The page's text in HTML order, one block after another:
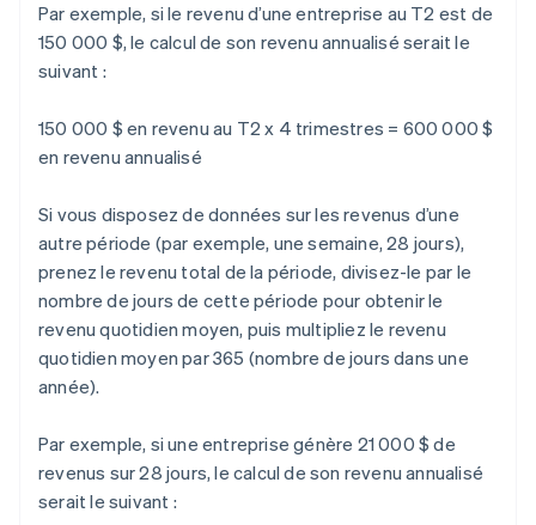
Par exemple, si le revenu d’une entreprise au T2 est de
150 000 $, le calcul de son revenu annualisé serait le
suivant :
150 000 $ en revenu au T2 x 4 trimestres = 600 000 $
en revenu annualisé
Si vous disposez de données sur les revenus d’une
autre période (par exemple, une semaine, 28 jours),
prenez le revenu total de la période, divisez-le par le
nombre de jours de cette période pour obtenir le
revenu quotidien moyen, puis multipliez le revenu
quotidien moyen par 365 (nombre de jours dans une
année).
Par exemple, si une entreprise génère 21 000 $ de
revenus sur 28 jours, le calcul de son revenu annualisé
serait le suivant :